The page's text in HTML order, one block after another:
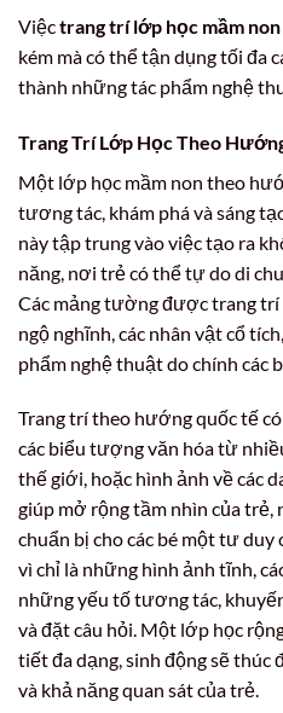
Việctrang trí lớp học mầm non
kém mà có thể tận dụng tối đa
thành những tác phẩm nghệ
Trang Trí Lớp Học Theo
Một lớp học mầm non theo
tương tác, khám phá và sáng
này tập trung vào việc tạo ra
năng, nơi trẻ có thể tự do di
Các mảng tường được trang
ngộ nghĩnh, các nhân vật cổ
phẩm nghệ thuật do chính các
Trang trí theo hướng quốc tế
các biểu tượng văn hóa từ
thế giới, hoặc hình ảnh về các
giúp mở rộng tầm nhìn của trẻ,
chuẩn bị cho các bé một tư
vì chỉ là những hình ảnh tĩnh,
những yếu tố tương tác,
và đặt câu hỏi. Một lớp học
tiết đa dạng, sinh động sẽ
và khả năng quan sát của trẻ.